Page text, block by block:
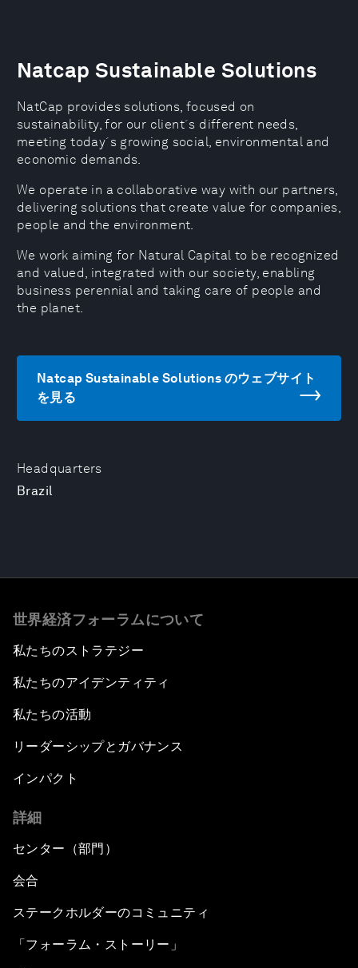
Headquarters
Brazil
Natcap Sustainable Solutions
NatCap provides solutions, focused on
sustainability, for our client´s different needs,
meeting today´s growing social, environmental and
economic demands.
We operate in a collaborative way with our partners,
delivering solutions that create value for companies,
people and the environment.
We work aiming for Natural Capital to be recognized
and valued, integrated with our society, enabling
business perennial and taking care of people and
the planet.
Natcap Sustainable Solutions のウェブサイト
を見る
世界経済フォーラムについて
私たちのストラテジー
私たちのアイデンティティ
私たちの活動
リーダーシップとガバナンス
インパクト
詳細
センター（部門）
会合
ステークホルダーのコミュニティ
「フォーラム・ストーリー」